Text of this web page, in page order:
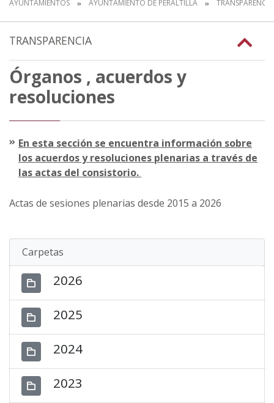
AYUNTAMIENTOS AYUNTAMIENTO DE PERALTILLA TRANSPARENCIA
TRANSPARENCIA
Órganos , acuerdos y
resoluciones
En esta sección se encuentra información sobre
los acuerdos y resoluciones plenarias a través de
las actas del consistorio.
Actas de sesiones plenarias desde 2015 a 2026
Carpetas
2026
2025
2024
2023